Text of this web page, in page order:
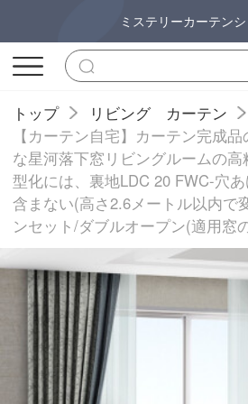
ミステリーカーテン
トップ
リビング カーテン
【カーテン自宅】カーテン完成
な星河落下窓リビングルームの
型化には、裏地LDC 20 FWC-穴
含まない(高さ2.6メートル以内で
ンセット/ダブルオープン(適用窓